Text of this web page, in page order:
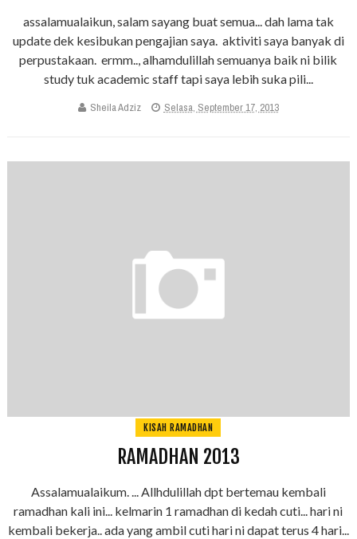
assalamualaikun, salam sayang buat semua... dah lama tak
update dek kesibukan pengajian saya. aktiviti saya banyak di
perpustakaan. ermm.., alhamdulillah semuanya baik ni bilik
study tuk academic staff tapi saya lebih suka pili...
Sheila Adziz Selasa, September 17, 2013
KISAH RAMADHAN
RAMADHAN 2013
Assalamualaikum. ... Allhdulillah dpt bertemau kembali
ramadhan kali ini... kelmarin 1 ramadhan di kedah cuti... hari ni
kembali bekerja.. ada yang ambil cuti hari ni dapat terus 4 hari...